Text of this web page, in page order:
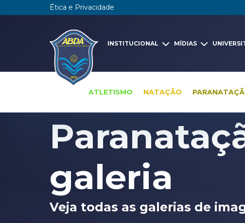
Ética e Privacidade
INSTITUCIONAL MÍDIAS
ATLETISMO NATAÇÃO
Pesquisa global Galerias Paranatação galeria
galeria
Veja todas as galerias de